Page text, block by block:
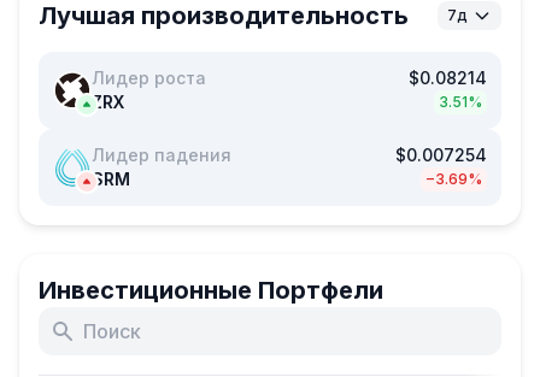
Лучшая производительность 7д
Лидер роста
ZRX
$0.08214
3.51%
Лидер падения
SRM
$0.007254
−3.69%
Инвестиционные Портфели